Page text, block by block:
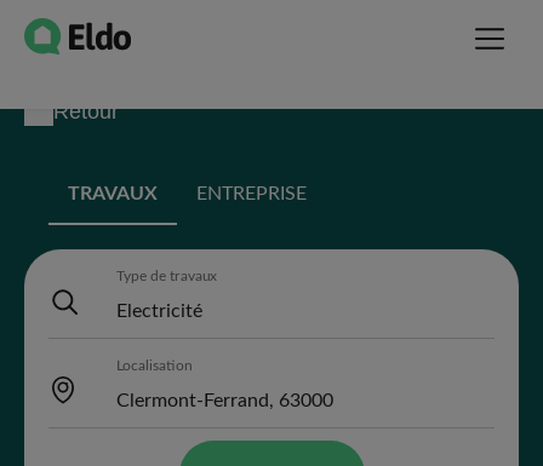
Retour
TRAVAUX ENTREPRISE
Type de travaux
Localisation